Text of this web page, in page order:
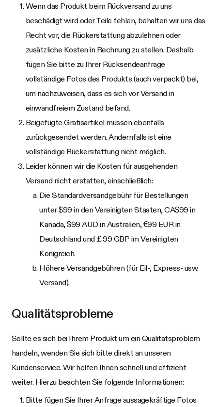
Wenn das Produkt beim Rückversand zu uns
beschädigt wird oder Teile fehlen, behalten wir uns das
Recht vor, die Rückerstattung abzulehnen oder
zusätzliche Kosten in Rechnung zu stellen. Deshalb
fügen Sie bitte zu Ihrer Rücksendeanfrage
vollständige Fotos des Produkts (auch verpackt) bei,
um nachzuweisen, dass es sich vor Versand in
einwandfreiem Zustand befand.
Beigefügte Gratisartikel müssen ebenfalls
zurückgesendet werden. Andernfalls ist eine
vollständige Rückerstattung nicht möglich.
Leider können wir die Kosten für ausgehenden
Versand nicht erstatten, einschließlich:
Die Standardversandgebühr für Bestellungen
unter $99 in den Vereinigten Staaten, CA$99 in
Kanada, $99 AUD in Australien, €99 EUR in
Deutschland und￡99 GBP im Vereinigten
Königreich.
Höhere Versandgebühren (für Eil-, Express- usw.
Versand).
Qualitätsprobleme
Sollte es sich bei Ihrem Produkt um ein Qualitätsproblem
handeln, wenden Sie sich bitte direkt an unseren
Kundenservice. Wir helfen Ihnen schnell und effizient
weiter. Hierzu beachten Sie folgende Informationen:
Bitte fügen Sie Ihrer Anfrage aussagekräftige Fotos